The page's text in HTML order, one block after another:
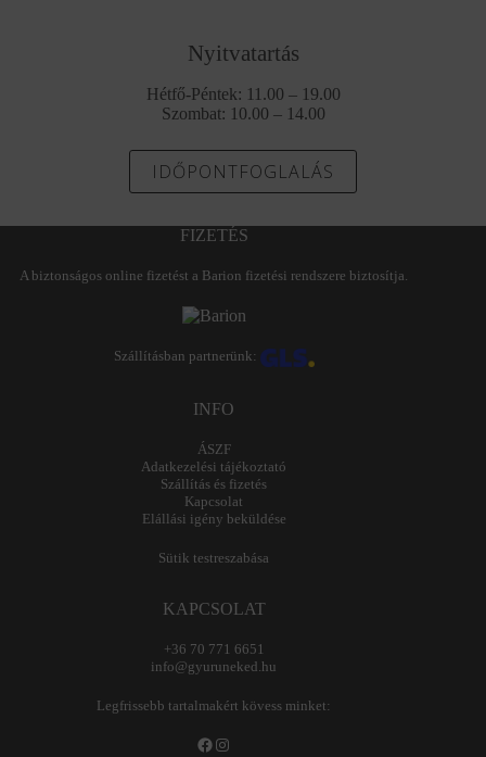
Nyitvatartás
Hétfő-Péntek: 11.00 – 19.00
Szombat: 10.00 – 14.00
IDŐPONTFOGLALÁS
FIZETÉS
A biztonságos online fizetést a Barion fizetési rendszere biztosítja.
Szállításban partnerünk:
INFO
ÁSZF
Adatkezelési tájékoztató
Szállítás és fizetés
Kapcsolat
Elállási igény beküldése
Sütik testreszabása
KAPCSOLAT
+36 70 771 6651
info@gyuruneked.hu
Legfrissebb tartalmakért kövess minket:
Facebook
Instagram